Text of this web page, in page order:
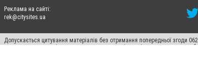
Реклама на сайті:
rek@citysites.ua
Допускається цитування матеріалів без отримання попередньої згоди
пошукових систем гіперпосилання на цитовані статті не нижче другого